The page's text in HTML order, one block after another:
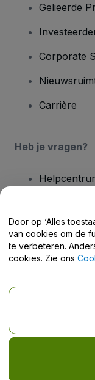
Gelieerde
Corporate
Carrière
Heb je vragen?
Copyright © viagogo
Door deze website
Deel mijn
Door op ‘Alles
van cookies om de
te verbeteren.
cookies. Zie ons